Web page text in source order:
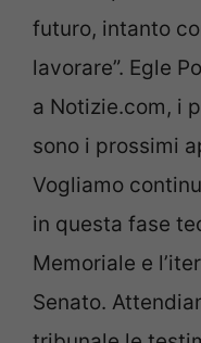
futuro, intanto
lavorare”. Egle
a Notizie.com, i
sono i prossimi
Vogliamo
in questa fase
Memoriale e
Senato.